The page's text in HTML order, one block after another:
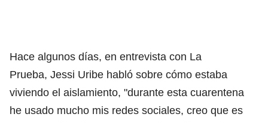
Hace algunos días, en entrevista con La
Prueba, Jessi Uribe habló sobre cómo estaba
viviendo el aislamiento, "durante esta cuarentena
he usado mucho mis redes sociales, creo que es